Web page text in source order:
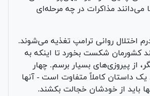
می‌دانند مذاکرات در چه مرحله‌ای
اختلال روانی ترامپ تغذیه می‌شوند.
کشورمان شکست بخورد تا اینکه به
از پیروزی‌های بسیار برسم. چهار
یک داستان کاملاً متفاوت است - آنها
باید از خودشان خجالت بکشند.